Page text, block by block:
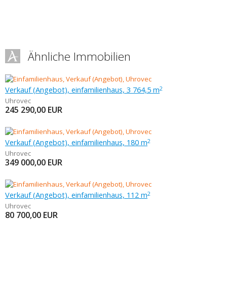
Ähnliche Immobilien
Verkauf (Angebot), einfamilienhaus, 3 764,5 m2
Uhrovec
245 290,00 EUR
Verkauf (Angebot), einfamilienhaus, 180 m2
Uhrovec
349 000,00 EUR
Verkauf (Angebot), einfamilienhaus, 112 m2
Uhrovec
80 700,00 EUR